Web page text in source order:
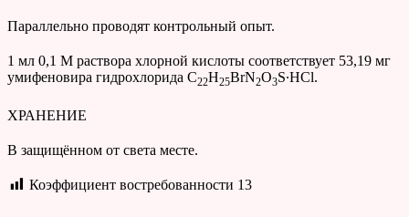
Параллельно проводят контрольный опыт.
1 мл 0,1 М раствора хлорной кислоты соответствует 53,19 мг
умифеновира гидрохлорида C22H25BrN2O3S∙HCl.
ХРАНЕНИЕ
В защищённом от света месте.
Коэффициент востребованности 13